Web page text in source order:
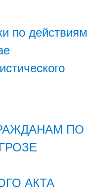
по действиям
ПО
АКТА